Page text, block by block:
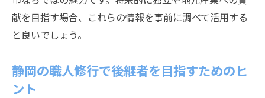
献を目指す場合、これらの情報を事前に調べて活用する
と良いでしょう。
静岡の職人修行で後継者を目指すためのヒ
ント